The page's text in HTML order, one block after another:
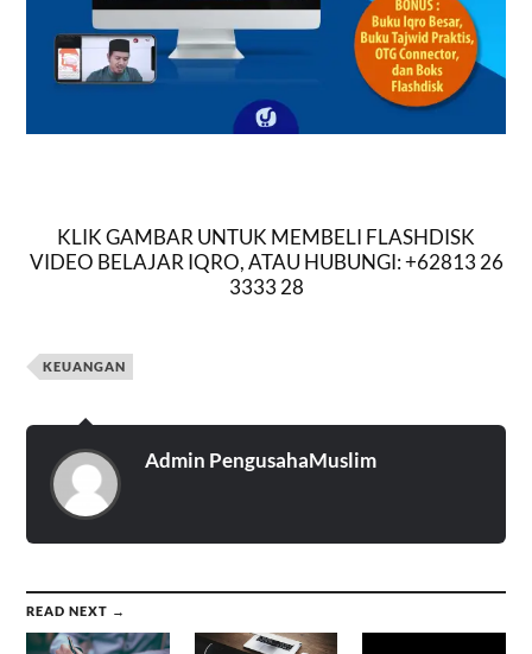
KLIK GAMBAR UNTUK MEMBELI FLASHDISK
VIDEO BELAJAR IQRO, ATAU HUBUNGI: +62813 26
3333 28
KEUANGAN
Admin PengusahaMuslim
READ NEXT →